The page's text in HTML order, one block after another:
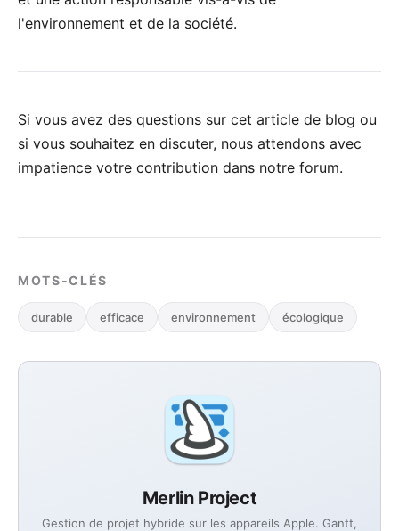
Merlin Project
Gestion de projet hybride sur les appareils Apple. Gantt,
l'environnement et de la société.
Si vous avez des questions sur cet article de blog ou
si vous souhaitez en discuter, nous attendons avec
impatience votre contribution dans notre forum.
MOTS-CLÉS
durable efficace environnement écologique